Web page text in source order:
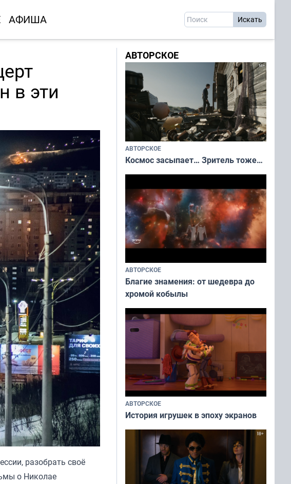
АФИША
в эти
разобрать своё
о Николае
АВТОРСКОЕ
АВТОРСКОЕ
Космос засыпает… Зритель тоже…
АВТОРСКОЕ
Благие знамения: от шедевра до
хромой кобылы
АВТОРСКОЕ
История игрушек в эпоху экранов